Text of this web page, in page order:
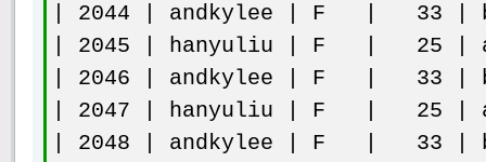
| 2044 | andkylee | F | 33 |
| 2045 | hanyuliu | F | 25 |
| 2046 | andkylee | F | 33 |
| 2047 | hanyuliu | F | 25 |
| 2048 | andkylee | F | 33 |